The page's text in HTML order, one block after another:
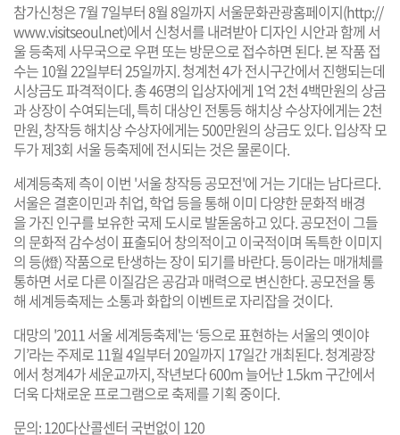
참가신청은 7월 7일부터 8월 8일까지 서울문화관광홈페이지(http://
www.visitseoul.net)에서 신청서를 내려받아 디자인 시안과 함께 서
울 등축제 사무국으로 우편 또는 방문으로 접수하면 된다. 본 작품 접
수는 10월 22일부터 25일까지. 청계천 4가 전시구간에서 진행되는데
시상금도 파격적이다. 총 46명의 입상자에게 1억 2천 4백만원의 상금
과 상장이 수여되는데, 특히 대상인 전통등 해치상 수상자에게는 2천
만원, 창작등 해치상 수상자에게는 500만원의 상금도 있다. 입상작 모
두가 제3회 서울 등축제에 전시되는 것은 물론이다.
세계등축제 측이 이번 '서울 창작등 공모전'에 거는 기대는 남다르다.
서울은 결혼이민과 취업, 학업 등을 통해 이미 다양한 문화적 배경
을 가진 인구를 보유한 국제 도시로 발돋움하고 있다. 공모전이 그들
의 문화적 감수성이 표출되어 창의적이고 이국적이며 독특한 이미지
의 등(燈) 작품으로 탄생하는 장이 되기를 바란다. 등이라는 매개체를
통하면 서로 다른 이질감은 공감과 매력으로 변신한다. 공모전을 통
해 세계등축제는 소통과 화합의 이벤트로 자리잡을 것이다.
대망의 '2011 서울 세계등축제'는 ‘등으로 표현하는 서울의 옛이야
기’라는 주제로 11월 4일부터 20일까지 17일간 개최된다. 청계광장
에서 청계4가 세운교까지, 작년보다 600m 늘어난 1.5km 구간에서
더욱 다채로운 프로그램으로 축제를 기획 중이다.
문의: 120다산콜센터 국번없이 120